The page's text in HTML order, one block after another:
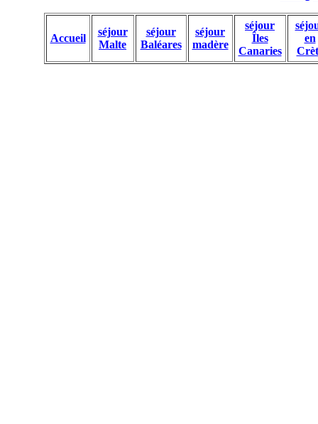
Accueil
séjour
Malte
séjour
Baléares
séjour
madère
séjour
Îles
Canaries
en